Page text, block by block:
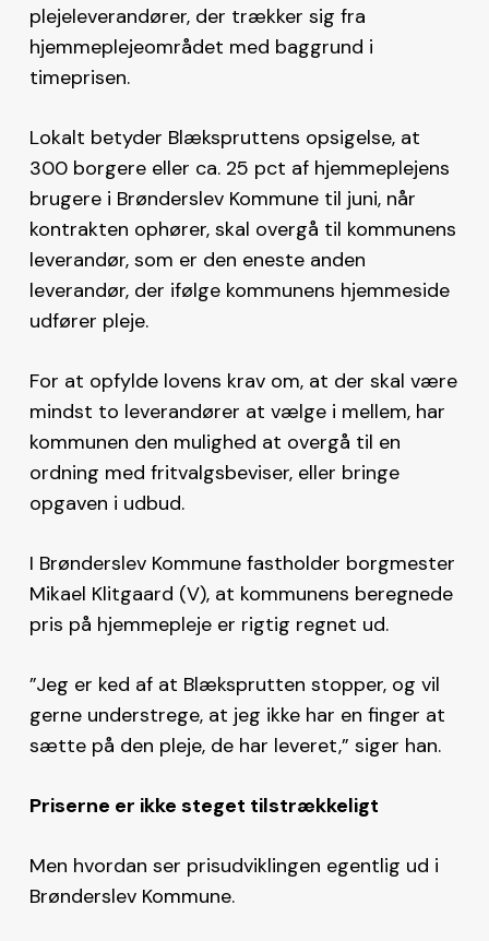
plejeleverandører, der trækker sig fra
hjemmeplejeområdet med baggrund i
timeprisen.
Lokalt betyder Blækspruttens opsigelse, at
300 borgere eller ca. 25 pct af hjemmeplejens
brugere i Brønderslev Kommune til juni, når
kontrakten ophører, skal overgå til kommunens
leverandør, som er den eneste anden
leverandør, der ifølge kommunens hjemmeside
udfører pleje.
For at opfylde lovens krav om, at der skal være
mindst to leverandører at vælge i mellem, har
kommunen den mulighed at overgå til en
ordning med fritvalgsbeviser, eller bringe
opgaven i udbud.
I Brønderslev Kommune fastholder borgmester
Mikael Klitgaard (V), at kommunens beregnede
pris på hjemmepleje er rigtig regnet ud.
”Jeg er ked af at Blæksprutten stopper, og vil
gerne understrege, at jeg ikke har en finger at
sætte på den pleje, de har leveret,” siger han.
Priserne er ikke steget tilstrækkeligt
Men hvordan ser prisudviklingen egentlig ud i
Brønderslev Kommune.